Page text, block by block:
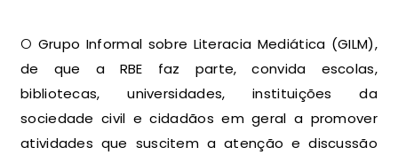
O Grupo Informal sobre Literacia Mediática (GILM),
de que a RBE faz parte, convida escolas,
bibliotecas, universidades, instituições da
sociedade civil e cidadãos em geral a promover
atividades que suscitem a atenção e discussão